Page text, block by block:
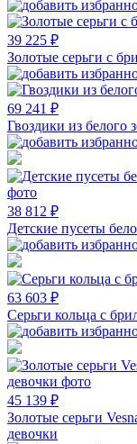
39 225 ₽
Золотые серьги с
69 241 ₽
Гвоздики из белого
38 812 ₽
Детские пусеты
63 603 ₽
Серьги кольца с
45 139 ₽
Золотые серьги
девочки